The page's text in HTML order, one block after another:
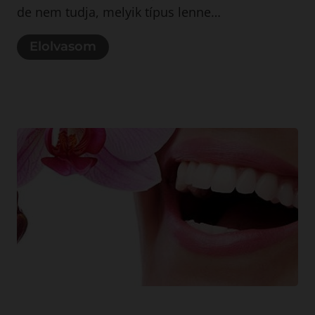
de nem tudja, melyik típus lenne…